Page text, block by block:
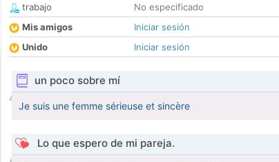
trabajo
No especificado
Mis amigos
Iniciar sesión
Unido
Iniciar sesión
un poco sobre mí
Je suis une femme sérieuse et sincère
Lo que espero de mi pareja.